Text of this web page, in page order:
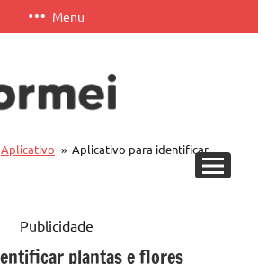
Menu
Aplicativo
Aplicativo para identificar
Publicidade
plantas e flores